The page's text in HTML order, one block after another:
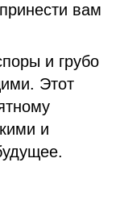
вам
и грубо
Этот
и
будущее.